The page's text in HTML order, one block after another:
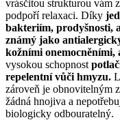
vrásčitou strukturou vám
podpoří relaxaci. Díky
bakteriím, prodyšnosti,
známý jako
kožními
vysokou schopnost
repelentní vůči hmyzu.
zároveň je obnovitelným
žádná hnojiva a
biologicky odbouratelný.